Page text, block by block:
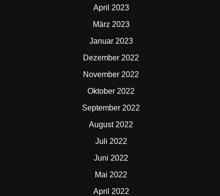
April 2023
März 2023
Januar 2023
Dezember 2022
November 2022
Oktober 2022
September 2022
August 2022
Juli 2022
Juni 2022
Mai 2022
April 2022